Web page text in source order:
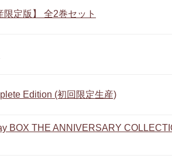
定版】 全2巻セット
Edition (初回限定生産)
BOX THE ANNIVERSARY